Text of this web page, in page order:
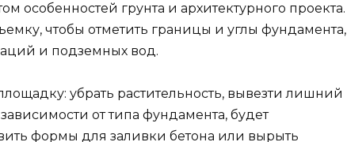
особенностей грунта и архитектурного проекта.
чтобы отметить границы и углы фундамента,
и подземных вод.
убрать растительность, вывезти лишний
от типа фундамента, будет
формы для заливки бетона или вырыть